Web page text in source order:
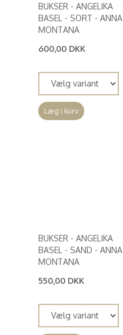
BUKSER - ANGELIKA
BASEL - SORT - ANNA
MONTANA
600,00 DKK
Læg i kurv
BUKSER - ANGELIKA
BASEL - SAND - ANNA
MONTANA
550,00 DKK